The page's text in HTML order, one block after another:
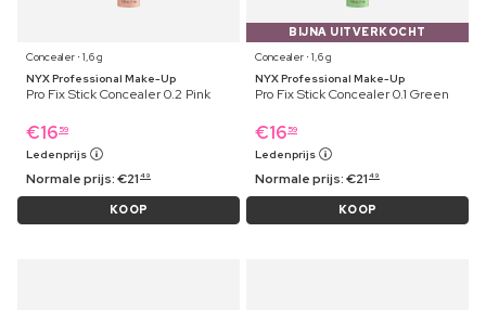
Concealer ⋅ 1,6 g
NYX Professional Make-Up
Pro Fix Stick Concealer 0.2 Pink
€16 59
Ledenprijs
Normale prijs:€21 49
KOOP
BIJNA UITVERKOCHT
Concealer ⋅ 1,6 g
NYX Professional Make-Up
Pro Fix Stick Concealer 0.1 Green
€16 59
Ledenprijs
Normale prijs:€21 49
KOOP